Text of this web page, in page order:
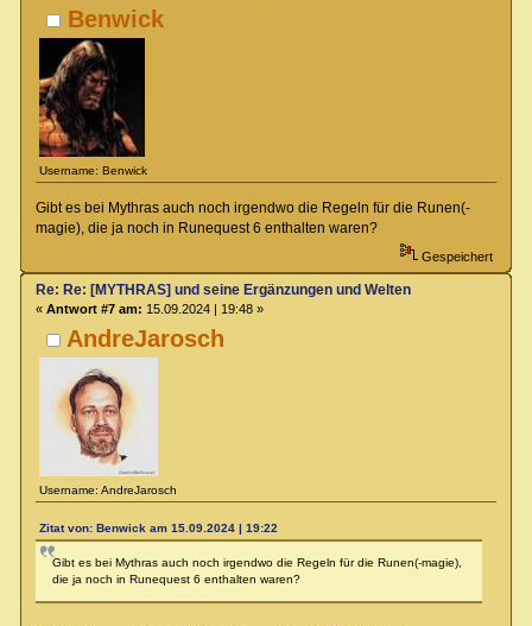
Benwick
Username: Benwick
Gibt es bei Mythras auch noch irgendwo die Regeln für die Runen(-
magie), die ja noch in Runequest 6 enthalten waren?
Gespeichert
AndreJarosch
Username: AndreJarosch
Re: Re: [MYTHRAS] und seine Ergänzungen und Welten
« Antwort #7 am: 15.09.2024 | 19:48 »
Zitat von: Benwick am 15.09.2024 | 19:22
Gibt es bei Mythras auch noch irgendwo die Regeln für die Runen(-magie),
die ja noch in Runequest 6 enthalten waren?